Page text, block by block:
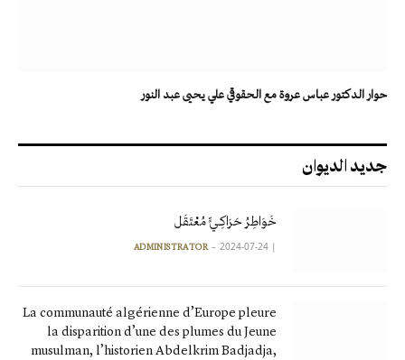
حوار الدكتور عباس عروة مع الحقوقي علي يحيى عبد النور
جديد الديوان
خَوَاطِرُ حَرَاكِـيٍّ مُعْتَقَل
|
ADMINISTRATOR 2024-07-24
La communauté algérienne d’Europe pleure
la disparition d’une des plumes du Jeune
musulman, l’historien Abdelkrim Badjadja,